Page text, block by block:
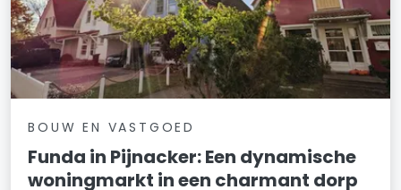
BOUW EN VASTGOED
Funda in Pijnacker: Een dynamische
woningmarkt in een charmant dorp